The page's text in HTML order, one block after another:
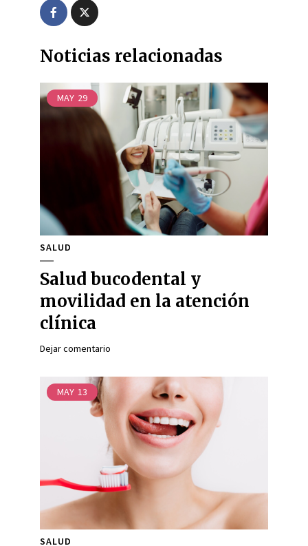
Noticias relacionadas
MAY 29
SALUD
Salud bucodental y
movilidad en la atención
clínica
Dejar comentario
MAY 13
SALUD